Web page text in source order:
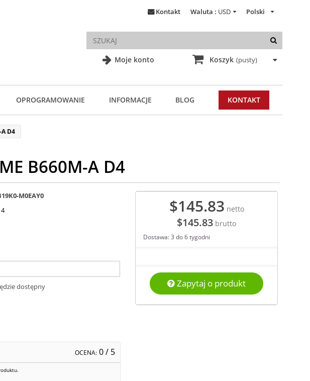
Moje konto
Polski
Waluta : USD
Kontakt
Koszyk (pusty)
OPROGRAMOWANIE INFORMACJE BLOG KONTAKT
A D4
B660M-A D4
M0EAY0
dostępny
OCENA: 0/ 5
$145.83 netto
$145.83 brutto
Dostawa: 3 do 6 tygodni
Zapytaj o produkt